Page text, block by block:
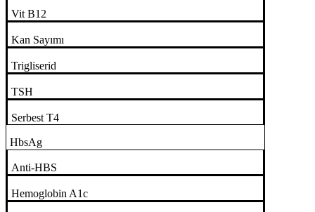
Vit B12
Kan Sayımı
Trigliserid
TSH
Serbest T4
HbsAg
Anti-HBS
Hemoglobin A1c